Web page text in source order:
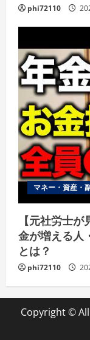
phi72110
マネー・資産・
【元社労士
金が増える人
とは？
phi72110
Copyright ©